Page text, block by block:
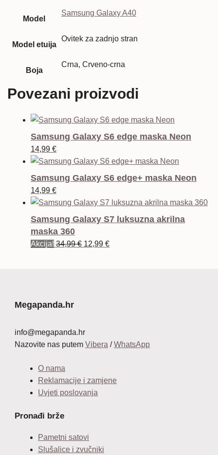
Model
Samsung Galaxy A40
Model etuija
Ovitek za zadnjo stran
Boja
Crna, Crveno-crna
Povezani proizvodi
Samsung Galaxy S6 edge maska Neon
14,99 €
Samsung Galaxy S6 edge+ maska Neon
14,99 €
Samsung Galaxy S7 luksuzna akrilna
maska 360
Akcija! 34,99€ Izvorna
12,99 €Trenutna
Megapanda.hr
info@megapanda.hr
Nazovite nas putem Vibera /WhatsApp
O nama
Reklamacije i zamjene
Uvjeti poslovanja
Pronađi brže
Pametni satovi
Slušalice i zvučniki